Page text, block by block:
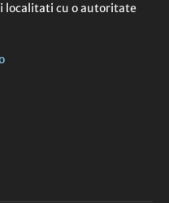
localitati cu o autoritate